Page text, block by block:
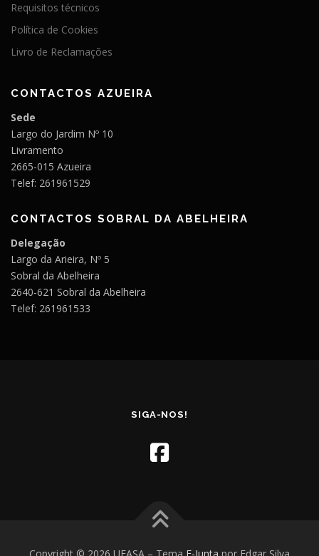
Requisitos técnicos
Política de Cookies
Livro de Reclamações
CONTACTOS AZUEIRA
Sede
Largo do Jardim Nº 10
Livramento
2665-015 Azueira
Telef: 261961529
CONTACTOS SOBRAL DA ABELHEIRA
Delegação
Largo da Arieira, Nº 5
Sobral da Abelheira
2640-621 Sobral da Abelheira
Telef: 261961533
SIGA-NOS!